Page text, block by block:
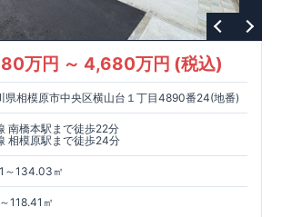
一度発生する地震に対して、倒壊、崩壊しな
ら、さらに
倍の耐震力を達成していま
価ダブル取得】・設計住宅性能評価：建物設
めた第三者機関が評価しています。・建設住
受けた図面通りに施工されているか、建設
ェックが行われます。図面や書類上だけで
況を検査した上で、品質を保証していま
宅】・東栄住宅は国が定める全
ます。長期優良住宅とは、｢良い家を作って、
て、長く大切に使う｣ことを目的とした認定
税、固定資産税などの税制優遇を受けられ
市場でも、長期優良住宅が有利に働きま
万円 ～ 4,680万円 (税込)
県相模原市中央区横山台１丁目4890番24(地番)
南橋本駅まで徒歩22分
相模原駅まで徒歩24分
～134.03㎡
118.41㎡